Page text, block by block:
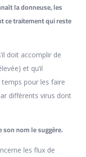
la donneuse, les
ce traitement qui reste
doit accomplir de
et qu’il
temps pour les faire
différents virus dont
son nom le suggère.
les flux de